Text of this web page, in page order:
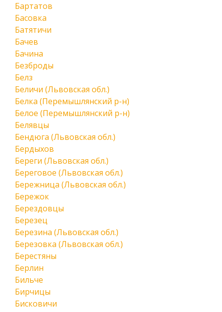
Бартатов
Басовка
Батятичи
Бачев
Бачина
Безброды
Белз
Беличи (Львовская обл.)
Белка (Перемышлянский р-н)
Белое (Перемышлянский р-н)
Белявцы
Бендюга (Львовская обл.)
Бердыхов
Береги (Львовская обл.)
Береговое (Львовская обл.)
Бережница (Львовская обл.)
Бережок
Берездовцы
Березец
Березина (Львовская обл.)
Березовка (Львовская обл.)
Берестяны
Берлин
Бильче
Бирчицы
Бисковичи